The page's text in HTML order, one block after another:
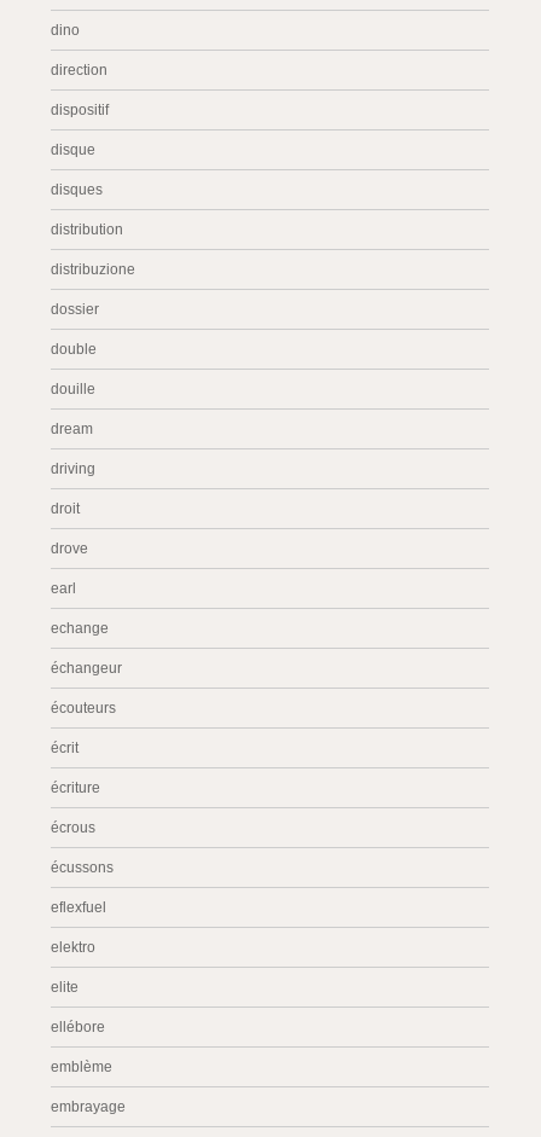
dino
direction
dispositif
disque
disques
distribution
distribuzione
dossier
double
douille
dream
driving
droit
drove
earl
echange
échangeur
écouteurs
écrit
écriture
écrous
écussons
eflexfuel
elektro
elite
ellébore
emblème
embrayage